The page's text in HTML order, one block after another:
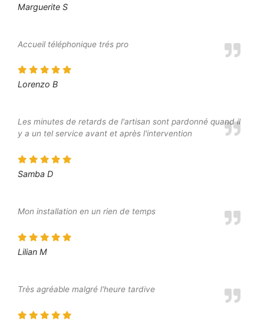
Marguerite S
Accueil téléphonique trés pro
Lorenzo B
Les minutes de retards de l'artisan sont pardonné quand il
y a un tel service avant et après l'intervention
Samba D
Mon installation en un rien de temps
Lilian M
Très agréable malgré l'heure tardive